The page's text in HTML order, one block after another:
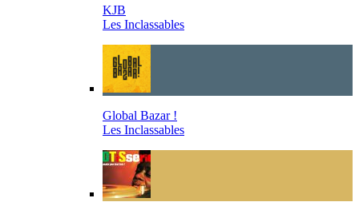
KJB
Les Inclassables
Global Bazar !
Les Inclassables